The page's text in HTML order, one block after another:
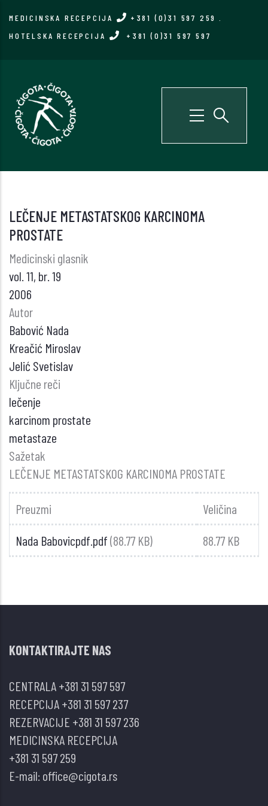
MEDICINSKA RECEPCIJA +381 (0)31 597 259
HOTELSKA RECEPCIJA
+381 (0)31 597 597
LEČENJE METASTATSKOG KARCINOMA
PROSTATE
Medicinski glasnik
vol. 11, br. 19
2006
Autor
Babović Nada
Kreačić Miroslav
Jelić Svetislav
Ključne reči
lečenje
karcinom prostate
metastaze
Sažetak
LEČENJE METASTATSKOG KARCINOMA PROSTATE
Preuzmi Veličina
Nada Babovicpdf.pdf(88.77 KB) 88.77 KB
KONTAKTIRAJTE NAS
CENTRALA+381 31 597 597
RECEPCIJA+381 31 597 237
REZERVACIJE +381 31 597 236
MEDICINSKA RECEPCIJA
+381 31 597 259
E-mail: office@cigota.rs